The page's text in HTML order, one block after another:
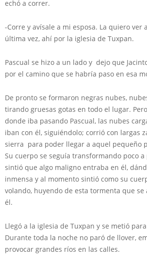
echó a correr.
-Corre y avísale a mi esposa. La quiero ver
última vez, ahí por la iglesia de Tuxpan.
Pascual se hizo a un lado y dejo que
por el camino que se habría paso en esa
De pronto se formaron negras nubes,
tirando gruesas gotas en todo el lugar.
donde iba pasando Pascual, las nubes
iban con él, siguiéndolo; corrió con largas
sierra para poder llegar a aquel pequeño
Su cuerpo se seguía transformando poco
sintió que algo maligno entraba en él,
inmensa y al momento sintió como su
volando, huyendo de esta tormenta que se
él.
Llegó a la iglesia de Tuxpan y se metió
Durante toda la noche no paró de llover,
provocar grandes ríos en las calles.